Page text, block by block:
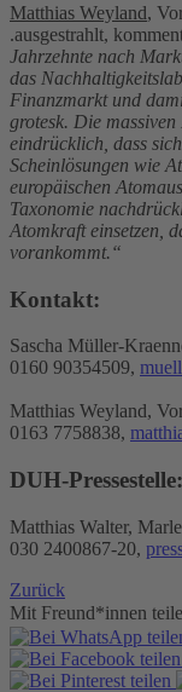
Matthias Weyland,
.ausgestrahlt,
Jahrzehnte nach
das
Finanzmarkt und
grotesk. Die
eindrücklich, dass
Scheinlösungen wie
europäischen
Taxonomie
Atomkraft einsetzen,
vorankommt.“
Kontakt:
Sascha Müller-
0160 90354509,
Matthias Weyland,
0163 7758838,
DUH-Pressestelle:
Matthias Walter,
030 2400867-20,
Zurück
Mit Freund*innen